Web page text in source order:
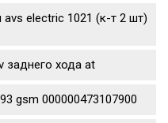
electric 1021 (к-т 2 шт)
заднего хода at
gsm 000000473107900